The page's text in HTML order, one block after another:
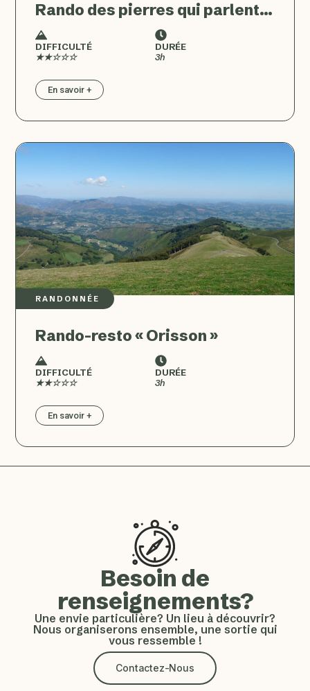
Rando des pierres qui parlent…
DIFFICULTÉ
★★☆☆☆
DURÉE
3h
En savoir +
RANDONNÉE
Rando-resto « Orisson »
DIFFICULTÉ
★★☆☆☆
DURÉE
3h
En savoir +
Besoin de
renseignements?
Une envie particulière? Un lieu à découvrir?
Nous organiserons ensemble, une sortie qui
vous ressemble !
Contactez-Nous